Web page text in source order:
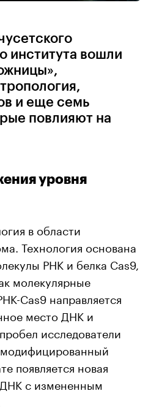
института вошли
и еще семь
повлияют на
уровня
в области
Технология основана
РНК и белка Cas9,
молекулярные
Cas9 направляется
место ДНК и
исследователи
появляется новая
ДНК с измененным